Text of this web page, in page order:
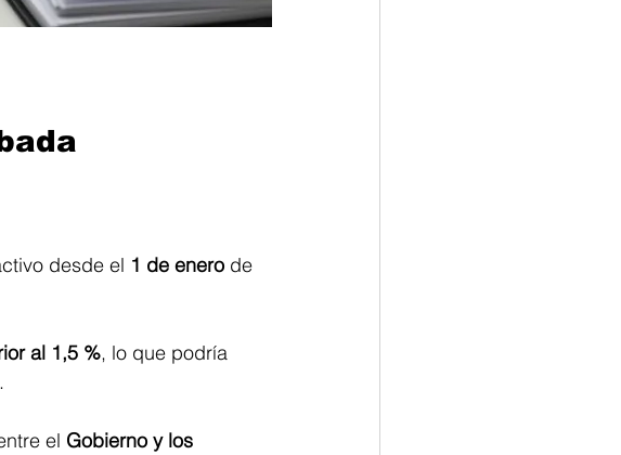
desde el 1 de enero de
al 1,5 %, lo que podría
.
el Gobierno y los